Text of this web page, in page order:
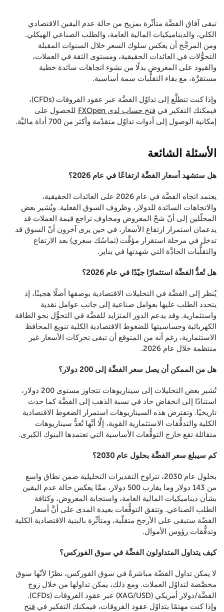
تبقى آفاق الفضَّة متأثّرة بمزيج من حالة عدم اليقين الاقتصادي
الكلي، والديناميكيات المالية العامة، والطلب الصناعي الهيكلي.
ومن المرجَّح أن يعكس سلوك السعر خلال السنوات المقبلة
التحوُّلات في العائدات الحقيقية، ومستوى الثقة في العملات،
والقيود على المعروض بدلًا من نشوء اتجاهات سائدة خطية
مستقرَّة، مع بقاء التقلُّبات سمة أساسية.
وإذا كنت تتطلَّع إلى تداوُل الفضَّة عبر عقود الفروقات (CFDs)،
فيمكنك التفكير في فتح حساب لدى FXOpen
للحصول على
إمكانية الوصول إلى أدوات تداوُل متقدّمة وأكثر من 700 أداة ماليَّة.
الأسئلة الشائعة
هل ستشهد أسعار الفضَّة ارتفاعًا في عام 2026؟
يعتمد اتجاه الفضَّة في عام 2026 على العائدات الحقيقية،
والاتجاهات السائدة للدولار، وظروف السوق الفعلية. ويُشير بعض
المحلّلين إلى أنّ شحّ المعروض ومخاوف تراجع قيمة العملات قد
يدعمان استمرار ارتفاع الأسعار، في حين يرى آخرون أنّ السوق قد
تدخل في مرحلة استقرار مؤقَّت (تماسُك سعري) بعد الارتفاع
والتقلُّبات الحادَّة التي شهدتها في يناير.
هل تُعدُّ الفضَّة استثمارًا جيّدًا في عام 2026؟
يُنظر إلى الفضَّة في التحليلات الاقتصادية بوصفها أصلًا هجينًا، إذ
يتحدد الطلب عليها بعوامل صناعية إلى جانب عوامل نقدية
واستثمارية. وقد يدعم الدور المتزايد للفضَّة في التحوُّل نحو الطاقة
الكهربائية وحساسيتها للضغوط الاقتصادية الكلية تنويع المحافظ
الاستثمارية، رغم أنه من المتوقع أن تبقى تحركات الأسعار غير
منتظمة خلال عام 2026.
هل من الممكن أن يصل سعر الفضَّة إلى 200 دولار؟
تُشير بعض التحليلات إلى سيناريوهات تتجاوز مستوى 200 دولار،
استنادًا إلى انخفاض حاد في نسبة الذهب إلى الفضَّة كما حدث
تاريخيًا. وتفترض هذه السيناريوهات استمرار الضغوط الاقتصادية
الكلية والتدفُّقات الاستثمارية القوية، إلَّا أنَّها تُعدُّ سيناريوهات
متفائلة تقع خارج التوقُّعات الأساسية التي تعتمدها البنوك الكبرى.
كم سيبلغ سعر الفضَّة بحلول عام 2030؟
بحلول عام 2030، تتراوح التقديرات التحليلية ضمن نطاق واسع
من 143 دولار وما يقارب 500 دولار، ممَّا يعكس حالة عدم اليقين
بشأن ديناميكيات المالية العامة، واستجابة المعروض، وكثافة
الطلب الصناعي. وتتفق التوقُّعات بعيدة المدى على أنَّ أسعار
الفضّة ستبقى على الأرجح متقلّبة، ومتأثّرة بالبنية الاقتصادية الكلية
وتدفُّقات رؤوس الأموال.
كيف يتداول المتداولون الفضَّة في سوق الفوركس؟
لا يمكن تداول الفضّة مباشرةً في سوق الفوركس، نظرًا لأنّها سوق
مخصَّصة لتداوُل العملات. ومع ذلك، يمكن تداولها من خلال زوج
الفضَّة/دولار أمريكي (XAG/USD) عبر عقود الفروقات (CFDs).
وإذا كنت مهتمًا بتداوُل عقود الفروقات، فيمكنك التفكير في فتح